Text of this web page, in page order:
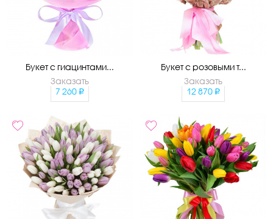
Букет с гиацинтами...
Заказать
7 260
Букет с розовыми т...
Заказать
12 870